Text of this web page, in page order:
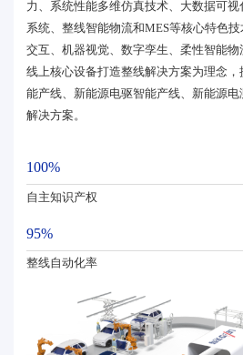
力、系统性能多维仿真技术、大数据可
系统、整线智能物流和MES等核心特色
交互、机器视觉、数字孪生、柔性智能
线上核心设备打造整线解决方案为理念，
能产线、新能源电驱智能产线、新能源
解决方案。
100%
自主知识产权
95%
整线自动化率